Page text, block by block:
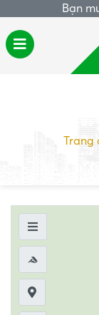
Bạn
Trang